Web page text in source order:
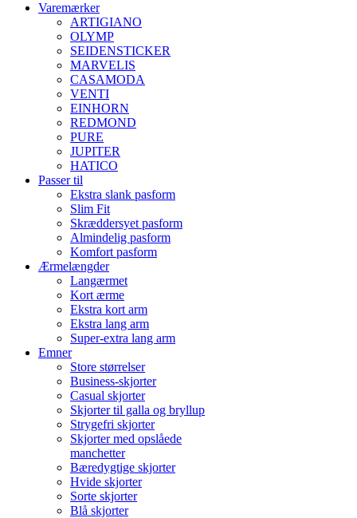
Varemærker
ARTIGIANO
OLYMP
SEIDENSTICKER
MARVELIS
CASAMODA
VENTI
EINHORN
REDMOND
PURE
JUPITER
HATICO
Passer til
Ekstra slank pasform
Slim Fit
Skræddersyet pasform
Almindelig pasform
Komfort pasform
Ærmelængder
Langærmet
Kort ærme
Ekstra kort arm
Ekstra lang arm
Super-extra lang arm
Emner
Store størrelser
Business-skjorter
Casual skjorter
Skjorter til galla og bryllup
Strygefri skjorter
Skjorter med opslåede
manchetter
Bæredygtige skjorter
Hvide skjorter
Sorte skjorter
Blå skjorter